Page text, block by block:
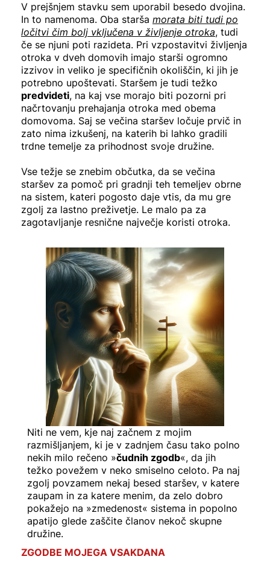
V prejšnjem stavku sem uporabil besedo dvojina.
In to namenoma. Oba starša morata biti tudi po
ločitvi čim bolj vključena v življenje otroka, tudi
če se njuni poti razideta. Pri vzpostavitvi življenja
otroka v dveh domovih imajo starši ogromno
izzivov in veliko je specifičnih okoliščin, ki jih je
potrebno upoštevati. Staršem je tudi težko
predvideti, na kaj vse morajo biti pozorni pri
načrtovanju prehajanja otroka med obema
domovoma. Saj se večina staršev ločuje prvič in
zato nima izkušenj, na katerih bi lahko gradili
trdne temelje za prihodnost svoje družine.
Vse težje se znebim občutka, da se večina
staršev za pomoč pri gradnji teh temeljev obrne
na sistem, kateri pogosto daje vtis, da mu gre
zgolj za lastno preživetje. Le malo pa za
zagotavljanje resnične največje koristi otroka.
Niti ne vem, kje naj začnem z mojim
razmišljanjem, ki je v zadnjem času tako polno
nekih milo rečeno »čudnih zgodb«, da jih
težko povežem v neko smiselno celoto. Pa naj
zgolj povzamem nekaj besed staršev, v katere
zaupam in za katere menim, da zelo dobro
pokažejo na »zmedenost« sistema in popolno
apatijo glede zaščite članov nekoč skupne
družine.
ZGODBE MOJEGA VSAKDANA